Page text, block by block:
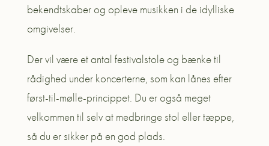
bekendtskaber og opleve musikken i de idylliske
omgivelser.
Der vil være et antal festivalstole og bænke til
rådighed under koncerterne, som kan lånes efter
først-til-mølle-princippet. Du er også meget
velkommen til selv at medbringe stol eller tæppe,
så du er sikker på en god plads.